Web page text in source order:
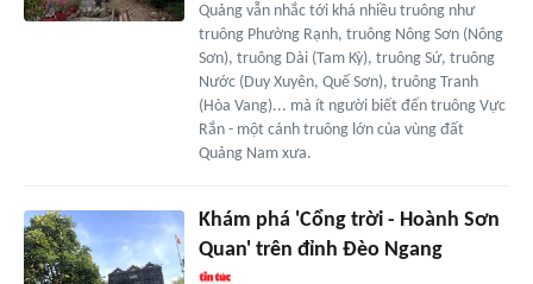
Quảng vẫn nhắc tới khá nhiều truông như
truông Phường Rạnh, truông Nông Sơn (Nông
Sơn), truông Dài (Tam Kỳ), truông Sứ, truông
Nước (Duy Xuyên, Quế Sơn), truông Tranh
(Hòa Vang)... mà ít người biết đến truông Vực
Rắn - một cánh truông lớn của vùng đất
Quảng Nam xưa.
Khám phá 'Cổng trời - Hoành Sơn
Quan' trên đỉnh Đèo Ngang